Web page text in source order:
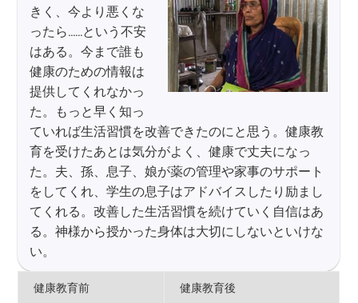
きく、今より悪くな
ったら……という不安
はある。今まで誰も
健康のための情報は
提供してくれなかっ
た。もっと早く知っ
ていれば生活習慣を改善できたのにと思う。健康教
育を受けたあとは気分がよく、健康で丈夫になっ
た。夫、孫、息子、娘が薬の管理や家事のサポート
をしてくれ、学生の息子はアドバイスしたり励まし
てくれる。改善した生活習慣を続けていく自信はあ
る。神様から授かった身体は大切にしないといけな
い。
健康教育前 健康教育後